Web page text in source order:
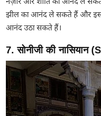
नज़ारें और शांति का आनंद ले
झील का आनंद ले सकते हैं और
आनंद उठा सकते हैं।
7. सोनीजी की